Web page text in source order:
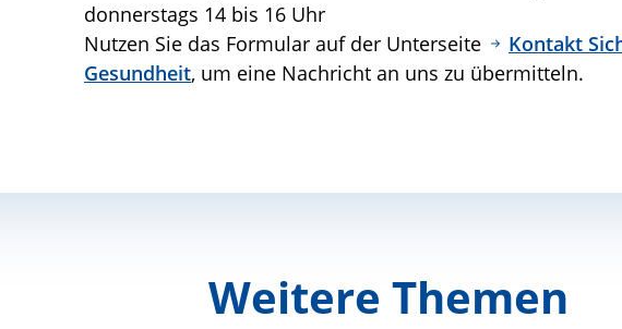
donnerstags 14 bis 16 Uhr
Nutzen Sie das Formular auf der Unterseite
Kontakt
Gesundheit, um eine Nachricht an uns zu übermitteln.
Weitere Themen